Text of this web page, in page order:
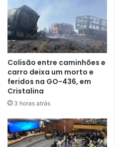
Colisão entre caminhões e
carro deixa um morto e
feridos na GO-436, em
Cristalina
3 horas atrás